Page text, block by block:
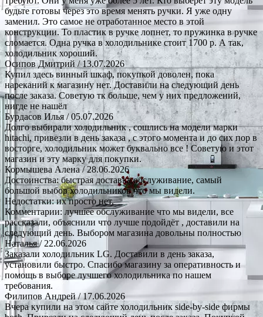
будьте готовы через это время менять ручки. Я уже одну
заменил. Это самое не отработанное место в этой
конструкции. То пластик в ручке лопнет, то пружинка в ручке
сломается. Одна ручка в холодильнике стоит 1700 р. А так,
холодильник хороший.
Осипов Дмитрий/ 13.07.2026
Купил здесь винный шкаф, покупкой доволен, пока
нареканий к магазину нет. Доставили на следующий день
после заказа. Советую тк больше, чем у них предложений,
нигде не нашёл
Бурдасов Илья/ 05.07.2026
Долго выбирали холодильник , сошлись на модели марки
hitachi, привезли в день заказа , с этого момента и до сих пор в
восторге, холодильник может буквально все ! Советую и этот
магазин и эту марку для покупки.
Кормышева Алена/ 28.06.2026
Достоинства: быстрая доставка.обслуживание, самый
большой выбор холодильников что мы видели.
Недостатки: их просто нет.
Комментарии: лучшее обслуживание что мы видели, все
рассказали, объяснили что лучше подойдёт , доставили на
следующий день. Выбором магазина довольны полностью
Наталья/ 22.06.2026
Заказали холодильник LG. Доставили в день заказа,
установили быстро. Спасибо магазину за оперативность и
помощь в выборе лучшего холодильника по нашем
требования.
Филипов Андрей/ 17.06.2026
Вчера купили на этом сайте холодильник side-by-side фирмы